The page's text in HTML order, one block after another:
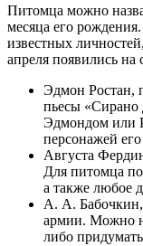
Питомца можно
месяца его
известных
апреля появились на
Эдмон Ростан,
пьесы «Сирано
Эдмондом или
персонажей
Августа
Для питомца
а также любое
А. А. Бабочкин,
армии. Можно
либо